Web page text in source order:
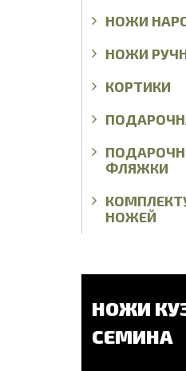
НОЖИ
НОЖИ
КОРТИКИ
ФЛЯЖКИ
НОЖЕЙ
НОЖИ
СЕМИНА